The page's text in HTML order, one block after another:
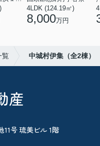
4LDK (124.19㎡)
8,000万円
覧 中城村伊集（全2棟）
産
11号 琉美ビル 1階